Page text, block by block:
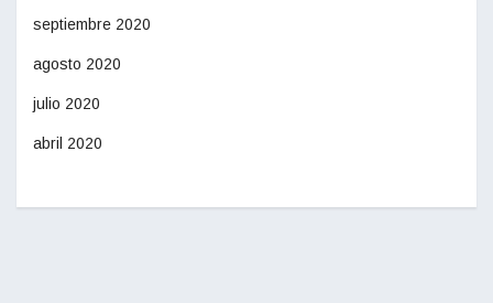
septiembre 2020
agosto 2020
julio 2020
abril 2020